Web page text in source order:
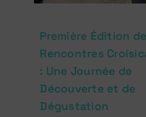
Première Édition
Rencontres
: Une Journée de
Découverte et de
Dégustation